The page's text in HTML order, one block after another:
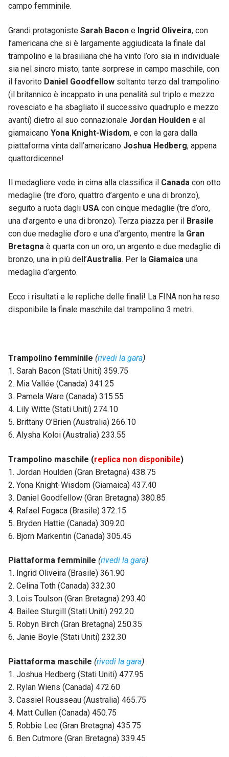
campo femminile.
Grandi protagoniste Sarah Bacon e Ingrid Oliveira, con
l’americana che si è largamente aggiudicata la finale dal
trampolino e la brasiliana che ha vinto l’oro sia in individuale
sia nel sincro misto; tante sorprese in campo maschile, con
il favorito Daniel Goodfellow soltanto terzo dal trampolino
(il britannico è incappato in una penalità sul triplo e mezzo
rovesciato e ha sbagliato il successivo quadruplo e mezzo
avanti) dietro al suo connazionale Jordan Houlden e al
giamaicano Yona Knight-Wisdom, e con la gara dalla
piattaforma vinta dall’americano Joshua Hedberg, appena
quattordicenne!
Il medagliere vede in cima alla classifica il Canada con otto
medaglie (tre d’oro, quattro d’argento e una di bronzo),
seguito a ruota dagli USA con cinque medaglie (tre d’oro,
una d’argento e una di bronzo). Terza piazza per il Brasile
con due medaglie d’oro e una d’argento, mentre la Gran
Bretagna è quarta con un oro, un argento e due medaglie di
bronzo, una in più dell’Australia. Per la Giamaica una
medaglia d’argento.
Ecco i risultati e le repliche delle finali! La FINA non ha reso
disponibile la finale maschile dal trampolino 3 metri.
Trampolino femminile (rivedi la gara)
1. Sarah Bacon (Stati Uniti) 359.75
2. Mia Vallée (Canada) 341.25
3. Pamela Ware (Canada) 315.55
4. Lily Witte (Stati Uniti) 274.10
5. Brittany O’Brien (Australia) 266.10
6. Alysha Koloi (Australia) 233.55
Trampolino maschile (replica non disponibile)
1. Jordan Houlden (Gran Bretagna) 438.75
2. Yona Knight-Wisdom (Giamaica) 437.40
3. Daniel Goodfellow (Gran Bretagna) 380.85
4. Rafael Fogaca (Brasile) 372.15
5. Bryden Hattie (Canada) 309.20
6. Bjorn Markentin (Canada) 305.45
Piattaforma femminile (rivedi la gara)
1. Ingrid Oliveira (Brasile) 361.90
2. Celina Toth (Canada) 332.30
3. Lois Toulson (Gran Bretagna) 293.40
4. Bailee Sturgill (Stati Uniti) 292.20
5. Robyn Birch (Gran Bretagna) 250.35
6. Janie Boyle (Stati Uniti) 232.30
Piattaforma maschile (rivedi la gara)
1. Joshua Hedberg (Stati Uniti) 477.95
2. Rylan Wiens (Canada) 472.60
3. Cassiel Rousseau (Australia) 465.75
4. Matt Cullen (Canada) 450.75
5. Robbie Lee (Gran Bretagna) 435.75
6. Ben Cutmore (Gran Bretagna) 339.45